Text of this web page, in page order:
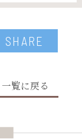
SHARE
覧に戻る